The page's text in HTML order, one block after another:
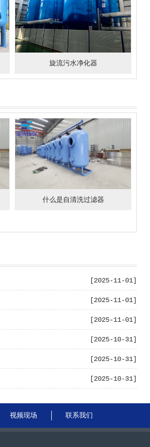
旋流污水净化器
什么是自清洗过滤器
[2025-11-01]
[2025-11-01]
[2025-11-01]
[2025-10-31]
[2025-10-31]
[2025-10-31]
视频现场 联系我们